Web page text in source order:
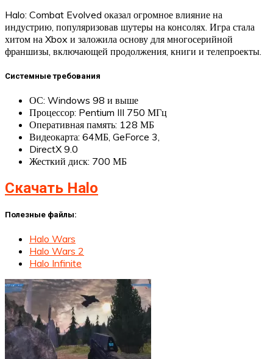
Halo: Combat Evolved оказал огромное влияние на
индустрию, популяризовав шутеры на консолях. Игра стала
хитом на Xbox и заложила основу для многосерийной
франшизы, включающей продолжения, книги и телепроекты.
Системные требования
ОС: Windows 98 и выше
Процессор: Pentium III 750 МГц
Оперативная память: 128 МБ
Видеокарта: 64МБ, GeForce 3,
DirectX 9.0
Жесткий диск: 700 МБ
Скачать Halo
Полезные файлы:
Halo Wars
Halo Wars 2
Halo Infinite